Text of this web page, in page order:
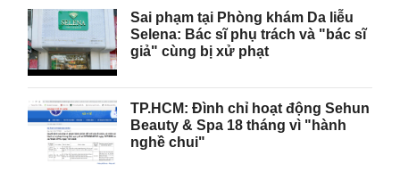
Sai phạm tại Phòng khám Da liễu
Selena: Bác sĩ phụ trách và "bác sĩ
giả" cùng bị xử phạt
TP.HCM: Đình chỉ hoạt động Sehun
Beauty & Spa 18 tháng vì "hành
nghề chui"